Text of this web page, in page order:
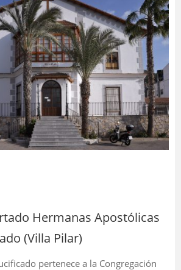
Hermanas Apostólicas
(Villa Pilar)
pertenece a la Congregación